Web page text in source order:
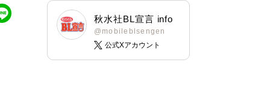
秋水社BL宣言 info
@mobileblsengen
公式Xアカウント